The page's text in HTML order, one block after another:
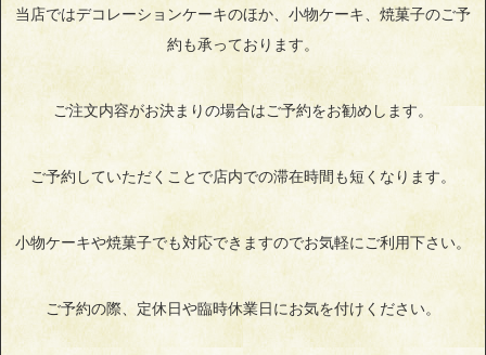
当店ではデコレーションケーキのほか、小物ケーキ、焼菓子のご予
約も承っております。
ご注文内容がお決まりの場合はご予約をお勧めします。
ご予約していただくことで店内での滞在時間も短くなります。
小物ケーキや焼菓子でも対応できますのでお気軽にご利用下さい。
ご予約の際、定休日や臨時休業日にお気を付けください。